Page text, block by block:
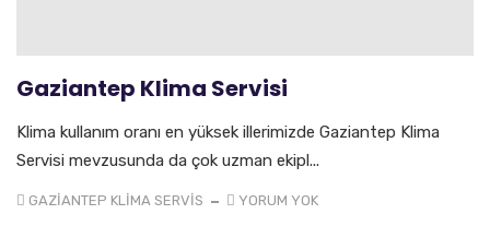
Gaziantep Klima Servisi
Klima kullanım oranı en yüksek illerimizde Gaziantep Klima
Servisi mevzusunda da çok uzman ekipl...
GAZIANTEP KLIMA SERVIS YORUM YOK